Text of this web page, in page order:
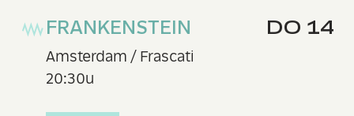
DO 14
FRANKENSTEIN
Amsterdam / Frascati
20:30u